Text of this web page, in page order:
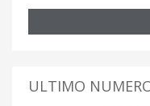
ULTIMO